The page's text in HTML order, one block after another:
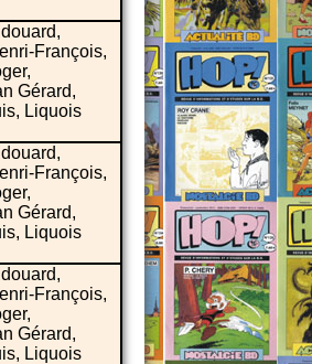
François,
Gérard,
Liquois
François,
Gérard,
Liquois
François,
Gérard,
Liquois